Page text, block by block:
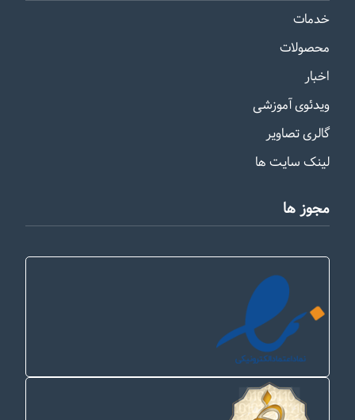
خدمات
محصولات
اخبار
ویدئوی آموزشی
گالری تصاویر
لینک سایت ها
مجوز ها